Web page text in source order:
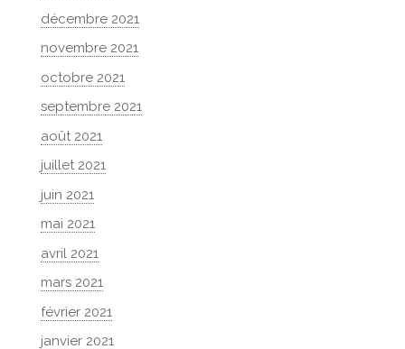
décembre 2021
novembre 2021
octobre 2021
septembre 2021
août 2021
juillet 2021
juin 2021
mai 2021
avril 2021
mars 2021
février 2021
janvier 2021